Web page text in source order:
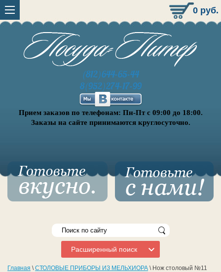
0 руб.
(812)644-65-44
8(952)274-17-99
Прием заказов по телефонам: Пн-Пт с 09:00 до 18:00.
Заказы на сайте принимаются круглосуточно.
Расширенный поиск
Главная \СТОЛОВЫЕ ПРИБОРЫ ИЗ МЕЛЬХИОРА \ Нож столовый №11